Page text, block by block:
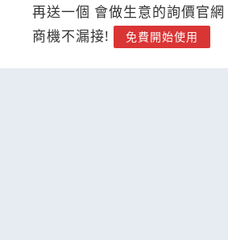
再送一個 會做生意的詢價官網
商機不漏接!
免費開始使用